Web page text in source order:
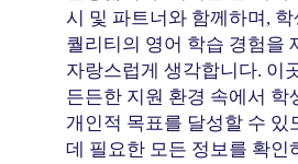
시 및 파트너와 함께하며,
퀄리티의 영어 학습 경험을
자랑스럽게 생각합니다. 이
든든한 지원 환경 속에서 학
개인적 목표를 달성할 수 있
데 필요한 모든 정보를 확인